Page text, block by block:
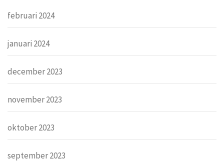
februari 2024
januari 2024
december 2023
november 2023
oktober 2023
september 2023